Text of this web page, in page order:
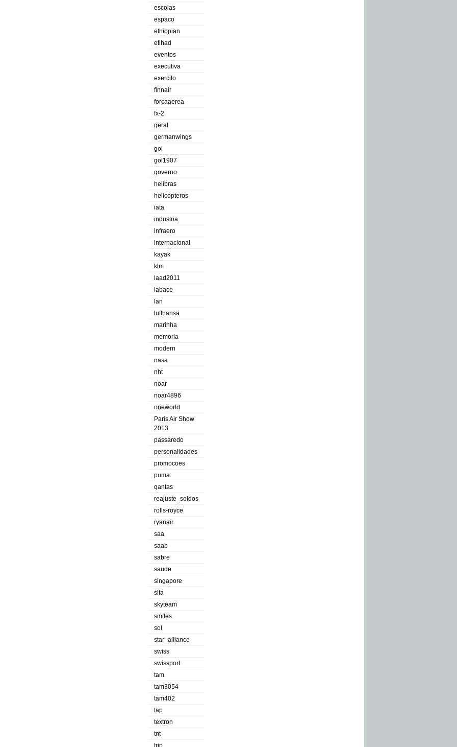
escolas
espaco
ethiopian
etihad
eventos
executiva
exercito
finnair
forcaaerea
fx-2
geral
germanwings
gol
gol1907
governo
helibras
helicopteros
iata
industria
infraero
internacional
kayak
klm
laad2011
labace
lan
lufthansa
marinha
memoria
modern
nasa
nht
noar
noar4896
oneworld
Paris Air Show
2013
passaredo
personalidades
promocoes
puma
qantas
reajuste_soldos
rolls-royce
ryanair
saa
saab
sabre
saude
singapore
sita
skyteam
smiles
sol
star_alliance
swiss
swissport
tam
tam3054
tam402
tap
textron
tnt
trip